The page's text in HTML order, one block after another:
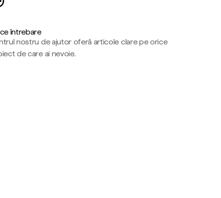
întrebare
nostru de ajutor oferă articole clare pe orice
de care ai nevoie.